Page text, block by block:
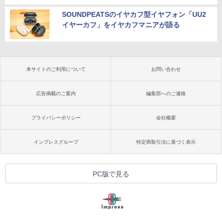
SOUNDPEATSのイヤカフ型イヤフォン「UU2
イヤーカフ」をイヤカフマニアが語る
本サイトのご利用について お問い合わせ
広告掲載のご案内 編集部へのご連絡
プライバシーポリシー 会社概要
インプレスグループ 特定商取引法に基づく表示
PC版で見る